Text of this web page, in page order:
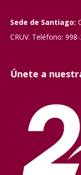
Sede de Santiago:
CRUV. Teléfono:
Únete a